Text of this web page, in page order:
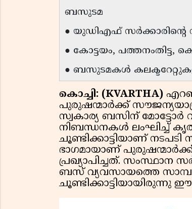
ബസുടമ
● യുഡിഎഫ്
● കോട്ടയം, പത്തനംതിട്ട,
● ബസുടമകൾ
കൊച്ചി: (KVARTHA)
പുരുഷന്മാർക്ക് സൗജന്യയാത്ര
സ്വകാര്യ ബസിന് മോട്ടോർ
നിബന്ധനകൾ ലംഘിച്ച്
ചൂണ്ടിക്കാട്ടിയാണ് നടപടി
ഭാഗമായാണ്
പ്രഖ്യാപിച്ചത്. സംസ്ഥാന
ബസ് വ്യവസായത്തെ
ചൂണ്ടിക്കാട്ടിയായിരുന്നു ഈ